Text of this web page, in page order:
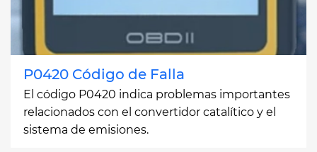
P0420 Código de Falla
El código P0420 indica problemas importantes
relacionados con el convertidor catalítico y el
sistema de emisiones.